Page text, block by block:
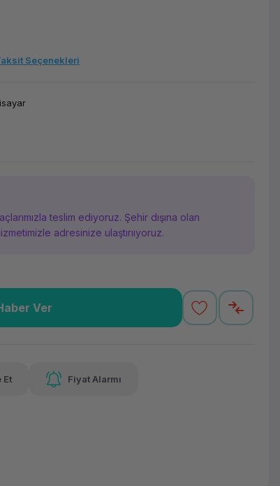
Seçenekleri
teslim ediyoruz. Şehir dışına olan
adresinize ulaştırııyoruz.
Ver
Et Fiyat Alarmı